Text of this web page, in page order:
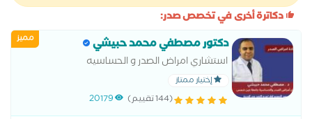
دكاترة أخرى في تخصص صدر:
مميز دكتور مصطفي محمد حبيشي
استشاري امراض الصدر و الحساسيه
إختيار ممتاز
(144 تقييم) 20179